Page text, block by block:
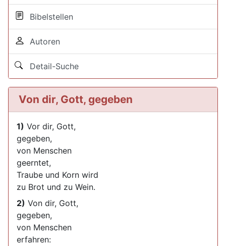
Bibelstellen
Autoren
Detail-Suche
Von dir, Gott, gegeben
1) Vor dir, Gott,
gegeben,
von Menschen
geerntet,
Traube und Korn wird
zu Brot und zu Wein.
2) Von dir, Gott,
gegeben,
von Menschen
erfahren: